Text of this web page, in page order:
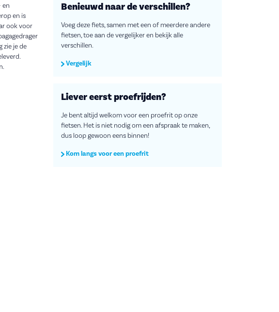
en
en is
ook voor
zie je de
Benieuwd naar de verschillen?
Voeg deze fiets, samen met een of meerdere andere
fietsen, toe aan de vergelijker en bekijk alle
verschillen.
Vergelijk
Liever eerst proefrijden?
Je bent altijd welkom voor een proefrit op onze
fietsen. Het is niet nodig om een afspraak te maken,
dus loop gewoon eens binnen!
Kom langs voor een proefrit